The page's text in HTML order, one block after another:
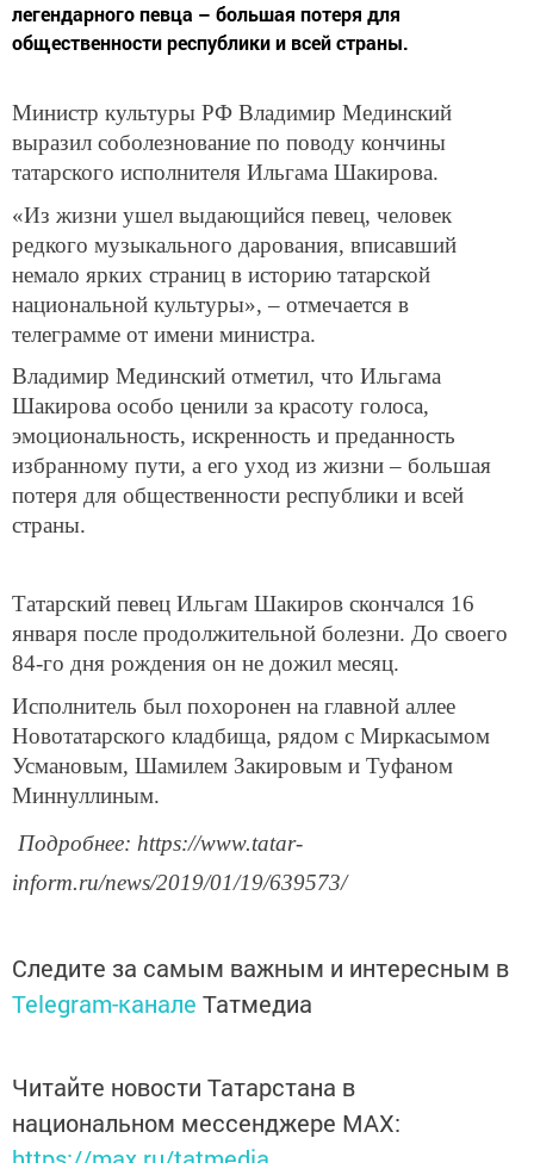
легендарного певца – большая потеря для
общественности республики и всей страны.
Министр культуры РФ Владимир Мединский
выразил соболезнование по поводу кончины
татарского исполнителя Ильгама Шакирова.
«Из жизни ушел выдающийся певец, человек
редкого музыкального дарования, вписавший
немало ярких страниц в историю татарской
национальной культуры», – отмечается в
телеграмме от имени министра.
Владимир Мединский отметил, что Ильгама
Шакирова особо ценили за красоту голоса,
эмоциональность, искренность и преданность
избранному пути, а его уход из жизни – большая
потеря для общественности республики и всей
страны.
Татарский певец Ильгам Шакиров скончался 16
января после продолжительной болезни. До своего
84-го дня рождения он не дожил месяц.
Исполнитель был похоронен на главной аллее
Новотатарского кладбища, рядом с Миркасымом
Усмановым, Шамилем Закировым и Туфаном
Миннуллиным.
Подробнее: https://www.tatar-
inform.ru/news/2019/01/19/639573/
Следите за самым важным и интересным в
Telegram-канале Татмедиа
Читайте новости Татарстана в
национальном мессенджере MАХ: